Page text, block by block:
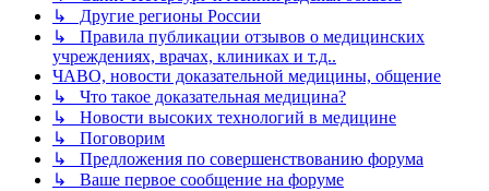
↳ Другие регионы России
↳ Правила публикации отзывов о медицинских
учреждениях, врачах, клиниках и т.д..
ЧАВО, новости доказательной медицины, общение
↳ Что такое доказательная медицина?
↳ Новости высоких технологий в медицине
↳ Поговорим
↳ Предложения по совершенствованию форума
↳ Ваше первое сообщение на форуме